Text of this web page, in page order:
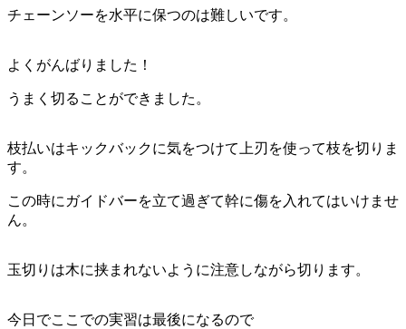
チェーンソーを水平に保つのは難しいです。
よくがんばりました！
うまく切ることができました。
枝払いはキックバックに気をつけて上刃を使って枝を切りま
す。
この時にガイドバーを立て過ぎて幹に傷を入れてはいけませ
ん。
玉切りは木に挟まれないように注意しながら切ります。
今日でここでの実習は最後になるので